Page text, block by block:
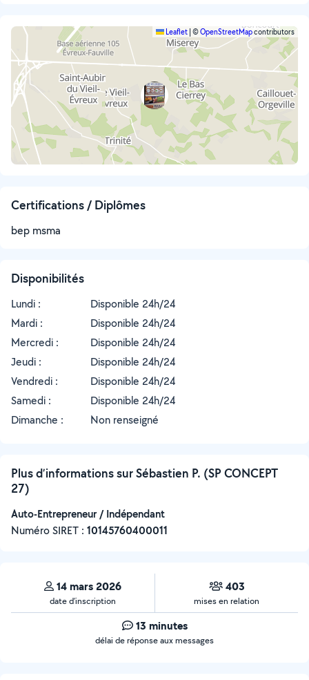
Leaflet ©OpenStreetMapcontributors
Certifications / Diplômes
bep msma
Disponibilités
Lundi :
Disponible 24h/24
Mardi :
Disponible 24h/24
Mercredi :
Disponible 24h/24
Jeudi :
Disponible 24h/24
Vendredi :
Disponible 24h/24
Samedi :
Disponible 24h/24
Dimanche :
Non renseigné
Plus d’informations sur Sébastien P. (SP CONCEPT
27)
Auto-Entrepreneur / Indépendant
Numéro SIRET : ‍10145760400011
14 mars 2026
date d’inscription
403
mises en relation
13 minutes
délai de réponse aux messages